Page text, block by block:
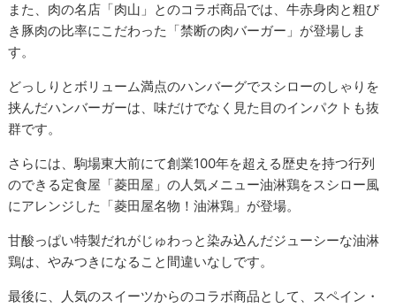
また、肉の名店「肉山」とのコラボ商品では、牛赤身肉と粗び
き豚肉の比率にこだわった「禁断の肉バーガー」が登場しま
す。
どっしりとボリューム満点のハンバーグでスシローのしゃりを
挟んだハンバーガーは、味だけでなく見た目のインパクトも抜
群です。
さらには、駒場東大前にて創業100年を超える歴史を持つ行列
のできる定食屋「菱田屋」の人気メニュー油淋鶏をスシロー風
にアレンジした「菱田屋名物！油淋鶏」が登場。
甘酸っぱい特製だれがじゅわっと染み込んだジューシーな油淋
鶏は、やみつきになること間違いなしです。
最後に、人気のスイーツからのコラボ商品として、スペイン・